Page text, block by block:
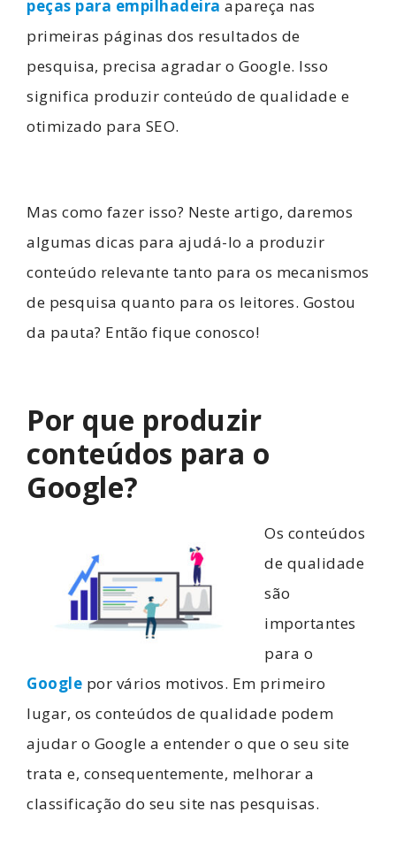
peças para empilhadeira apareça nas
primeiras páginas dos resultados de
pesquisa, precisa agradar o Google. Isso
significa produzir conteúdo de qualidade e
otimizado para SEO.
Mas como fazer isso? Neste artigo, daremos
algumas dicas para ajudá-lo a produzir
conteúdo relevante tanto para os mecanismos
de pesquisa quanto para os leitores. Gostou
da pauta? Então fique conosco!
Por que produzir
conteúdos para o
Google?
Os conteúdos
de qualidade
são
importantes
para o
Google por vários motivos. Em primeiro
lugar, os conteúdos de qualidade podem
ajudar o Google a entender o que o seu site
trata e, consequentemente, melhorar a
classificação do seu site nas pesquisas.